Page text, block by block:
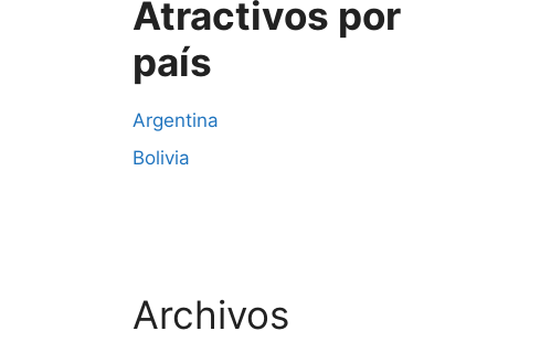
Atractivos por
país
Argentina
Bolivia
Archivos